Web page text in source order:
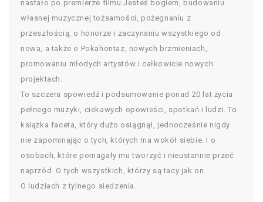
nastało po premierze filmu Jesteś bogiem, budowaniu
własnej muzycznej tożsamości, pożegnaniu z
przeszłością, o honorze i zaczynaniu wszystkiego od
nowa, a także o Pokahontaz, nowych brzmieniach,
promowaniu młodych artystów i całkowicie nowych
projektach.
To szczera spowiedź i podsumowanie ponad 20 lat życia
pełnego muzyki, ciekawych opowieści, spotkań i ludzi. To
książka faceta, który dużo osiągnął, jednocześnie nigdy
nie zapominając o tych, których ma wokół siebie. I o
osobach, które pomagały mu tworzyć i nieustannie przeć
naprzód. O tych wszystkich, którzy są tacy jak on.
O ludziach z tylnego siedzenia.